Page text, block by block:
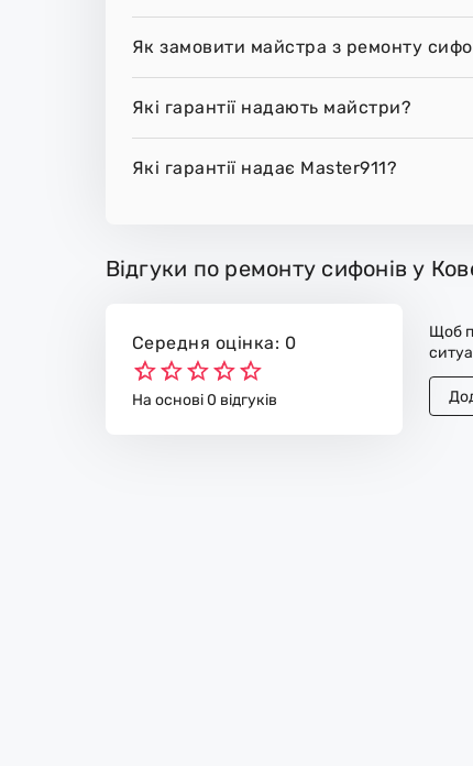
Як замовити майстра з ремонту
Які гарантії надають майстри?
Які гарантії надає Master911?
Відгуки по ремонту сифонів у
Середня оцінка: 0
На основі 0 відгуків
Щоб